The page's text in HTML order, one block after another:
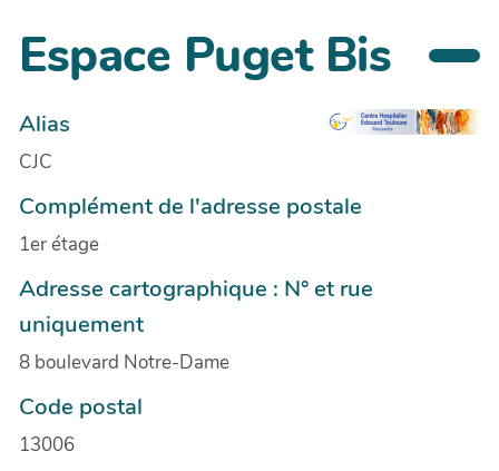
Espace Puget Bis
Alias
CJC
Complément de l'adresse postale
1er étage
Adresse cartographique : N° et rue
uniquement
8 boulevard Notre-Dame
Code postal
13006